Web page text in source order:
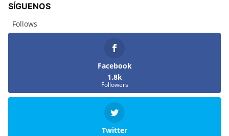
SÍGUENOS
Follows
Facebook
1.8k
Followers
Twitter